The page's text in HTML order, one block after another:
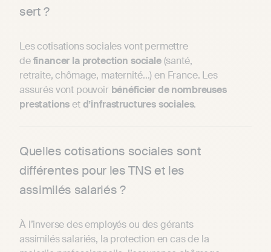
sert ?
Les cotisations sociales vont permettre
definancer la protection sociale(santé,
retraite, chômage, maternité…) en France. Les
assurés vont pouvoir bénéficier de nombreuses
prestationsetd’infrastructures sociales.
Quelles cotisations sociales sont
différentes pour les TNS et les
assimilés salariés ?
À l’inverse des employés ou des gérants
assimilés salariés, la protection en cas de la